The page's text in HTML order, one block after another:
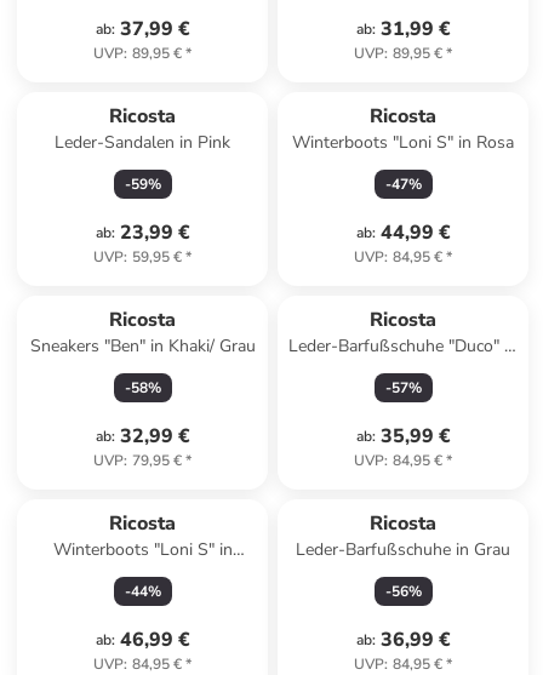
ab: 37,99 €
UVP: 89,95 €*
ab: 31,99 €
UVP: 89,95 €*
Ricosta
Leder-Sandalen in Pink
-59%
ab: 23,99 €
UVP: 59,95 €*
Ricosta
Winterboots "Loni S" in Rosa
-47%
ab: 44,99 €
UVP: 84,95 €*
Ricosta
Sneakers "Ben" in Khaki/ Grau
-58%
ab: 32,99 €
UVP: 79,95 €*
Ricosta
Leder-Barfußschuhe "Duco" in
Grau
-57%
ab: 35,99 €
UVP: 84,95 €*
Ricosta
Winterboots "Loni S" in
Dunkelblau
-44%
ab: 46,99 €
UVP: 84,95 €*
Ricosta
Leder-Barfußschuhe in Grau
-56%
ab: 36,99 €
UVP: 84,95 €*